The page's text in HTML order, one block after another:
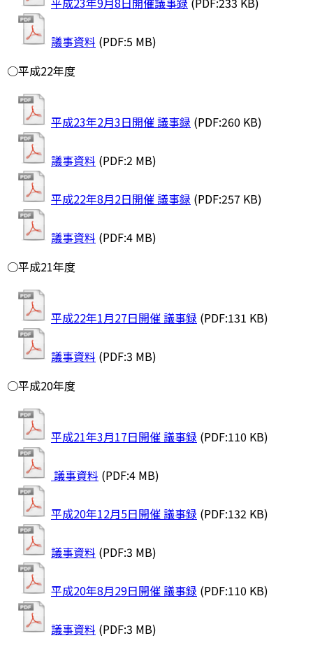
議事資料 (PDF:5 MB)
○平成22年度
平成23年2月3日開催 議事録 (PDF:260 KB)
議事資料 (PDF:2 MB)
平成22年8月2日開催 議事録 (PDF:257 KB)
議事資料 (PDF:4 MB)
○平成21年度
平成22年1月27日開催 議事録 (PDF:131 KB)
議事資料 (PDF:3 MB)
○平成20年度
平成21年3月17日開催 議事録 (PDF:110 KB)
議事資料 (PDF:4 MB)
平成20年12月5日開催 議事録 (PDF:132 KB)
議事資料 (PDF:3 MB)
平成20年8月29日開催 議事録 (PDF:110 KB)
議事資料 (PDF:3 MB)